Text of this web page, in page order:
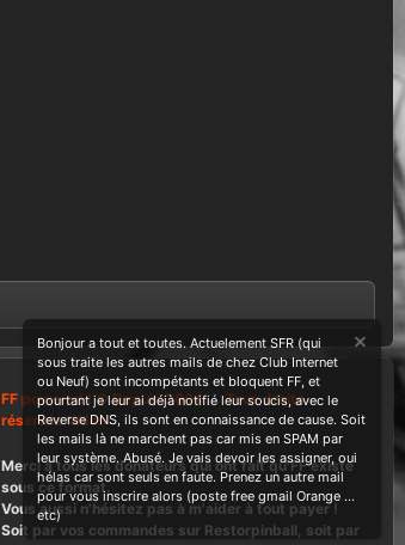
FF powered ! © Depuis 2004 ....Tous droits
réservés Wdes
Merci à tous les donateurs qui ont fait qu'FF existe
sous ce format.
Vous aussi n'hésitez pas à m'aider à tout payer !
Soit par vos commandes sur Restorpinball, soit par
Bonjour a tout et toutes. Actuelement SFR (qui
sous traite les autres mails de chez Club Internet
ou Neuf) sont incompétants et bloquent FF, et
pourtant je leur ai déjà notifié leur soucis, avec le
Reverse DNS, ils sont en connaissance de cause. Soit
les mails là ne marchent pas car mis en SPAM par
leur système. Abusé. Je vais devoir les assigner, oui
hélas car sont seuls en faute. Prenez un autre mail
pour vous inscrire alors (poste free gmail Orange ...
etc)